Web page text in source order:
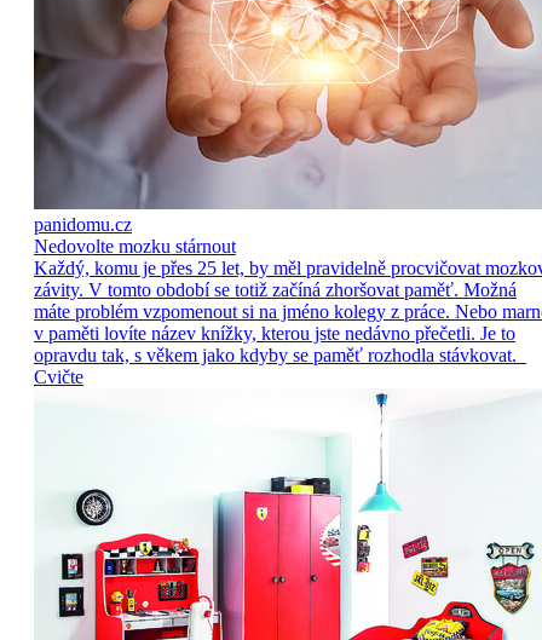
panidomu.cz
Nedovolte mozku stárnout
Každý, komu je přes 25 let, by měl pravidelně procvičovat
závity. V tomto období se totiž začíná zhoršovat paměť. Možná
máte problém vzpomenout si na jméno kolegy z práce. Nebo
v paměti lovíte název knížky, kterou jste nedávno přečetli. Je to
opravdu tak, s věkem jako kdyby se paměť rozhodla stávkovat.
Cvičte